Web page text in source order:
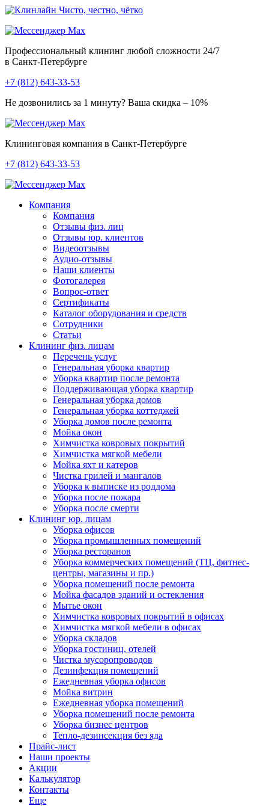
Чисто, честно, чётко
Профессиональный клининг любой сложности 24/7
в Санкт-Петербурге
+7 (812) 643-33-53
Не дозвонились за 1 минуту? Ваша скидка – 10%
Клининговая компания в Санкт-Петербурге
+7 (812) 643-33-53
Компания
Компания
Отзывы физ. лиц
Отзывы юр. клиентов
Видеоотзывы
Аудио-отзывы
Наши клиенты
Фотогалерея
Вопрос-ответ
Сертификаты
Каталог оборудования и средств
Сотрудники
Статьи
Клининг физ. лицам
Перечень услуг
Генеральная уборка квартир
Уборка квартир после ремонта
Поддерживающая уборка квартир
Генеральная уборка домов
Генеральная уборка коттеджей
Уборка домов после ремонта
Мойка окон
Химчистка ковровых покрытий
Химчистка мягкой мебели
Мойка яхт и катеров
Чистка грилей и мангалов
Уборка к выписке из роддома
Уборка после пожара
Уборка после смерти
Клининг юр. лицам
Уборка офисов
Уборка промышленных помещений
Уборка ресторанов
Уборка коммерческих помещений (ТЦ, фитнес-
центры, магазины и пр.)
Уборка помещений после ремонта
Мойка фасадов зданий и остекления
Мытье окон
Химчистка ковровых покрытий в офисах
Химчистка мягкой мебели в офисах
Уборка складов
Уборка гостиниц, отелей
Чистка мусоропроводов
Дезинфекция помещений
Ежедневная уборка офисов
Мойка витрин
Ежедневная уборка помещений
Уборка помещений после ремонта
Уборка бизнес центров
Тепло-дезинсекция без яда
Прайс-лист
Наши проекты
Акции
Калькулятор
Контакты
Еще